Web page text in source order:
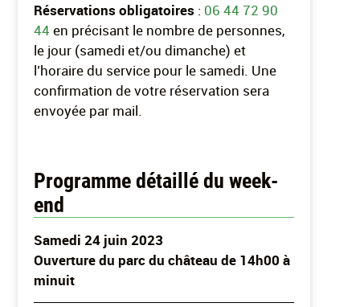
Réservations obligatoires : 06 44 72 90
44 en précisant le nombre de personnes,
le jour (samedi et/ou dimanche) et
l’horaire du service pour le samedi. Une
confirmation de votre réservation sera
envoyée par mail.
Programme détaillé du week-
end
Samedi 24 juin 2023
Ouverture du parc du château de 14h00 à
minuit